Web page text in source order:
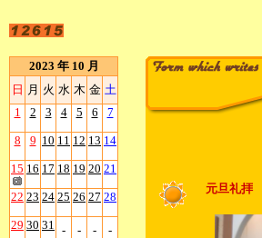
2023 年 10 月
日 月 火 水 木 金 土
1
2 3 4 5 6 7
8 9 10 11 12 13 14
15 16 17 18 19 20 21
22 23 24 25 26 27 28
29 30 31 - - - -
元旦礼拝